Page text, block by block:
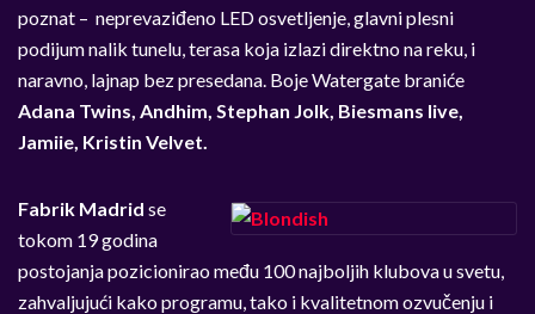
poznat – neprevaziđeno LED osvetljenje, glavni plesni
podijum nalik tunelu, terasa koja izlazi direktno na reku, i
naravno, lajnap bez presedana. Boje Watergate braniće
Adana Twins, Andhim, Stephan Jolk, Biesmans live,
Jamiie, Kristin Velvet.
Fabrik Madrid se
tokom 19 godina
postojanja pozicionirao među 100 najboljih klubova u svetu,
zahvaljujući kako programu, tako i kvalitetnom ozvučenju i